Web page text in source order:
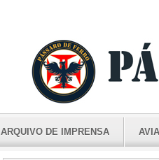
ARQUIVO DE IMPRENSA